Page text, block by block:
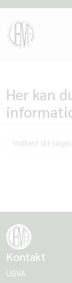
Her kan
Kontakt
UBVA